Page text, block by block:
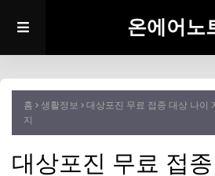
온에어노
홈 생활정보
대상포진 무료 접종 대상 나이
지
대상포진 무료 접